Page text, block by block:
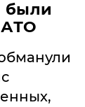
были